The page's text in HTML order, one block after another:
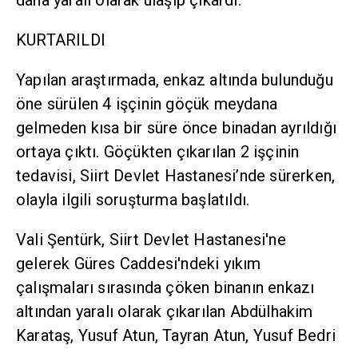
KURTARILDI
Yapılan araştırmada, enkaz altında bulunduğu
öne sürülen 4 işçinin göçük meydana
gelmeden kısa bir süre önce binadan ayrıldığı
ortaya çıktı. Göçükten çıkarılan 2 işçinin
tedavisi, Siirt Devlet Hastanesi’nde sürerken,
olayla ilgili soruşturma başlatıldı.
Vali Şentürk, Siirt Devlet Hastanesi'ne
gelerek Güres Caddesi'ndeki yıkım
çalışmaları sırasında çöken binanın enkazı
altından yaralı olarak çıkarılan Abdülhakim
Karataş, Yusuf Atun, Tayran Atun, Yusuf Bedri